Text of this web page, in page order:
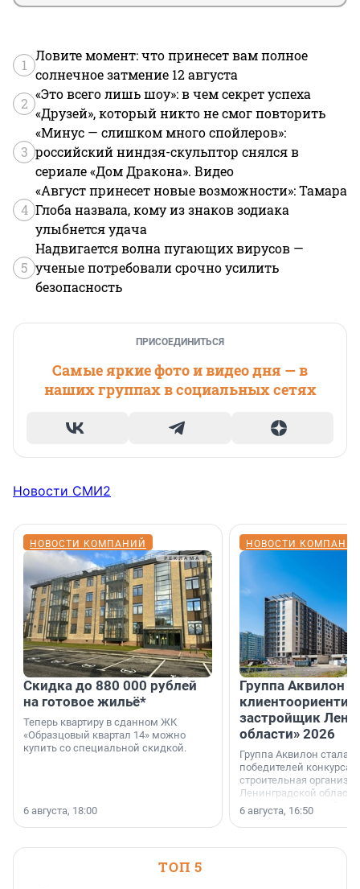
1
Ловите момент: что принесет вам полное
солнечное затмение 12 августа
2
«Это всего лишь шоу»: в чем секрет успеха
«Друзей», который никто не смог повторить
3
«Минус — слишком много спойлеров»:
российский ниндзя-скульптор снялся в
сериале «Дом Дракона». Видео
4
«Август принесет новые возможности»: Тамара
Глоба назвала, кому из знаков зодиака
улыбнется удача
5
Надвигается волна пугающих вирусов —
ученые потребовали срочно усилить
безопасность
ПРИСОЕДИНИТЬСЯ
Самые яркие фото и видео дня — в
наших группах в социальных сетях
Новости СМИ2
НОВОСТИ КОМПАНИЙ
Скидка до 880 000 рублей
на готовое жильё*
Теперь квартиру в сданном ЖК
«Образцовый квартал 14» можно
купить со специальной скидкой.
6 августа, 18:00
НОВОСТИ
Группа Аквилон
застройщик
области» 2026
Группа Аквилон стала
победителей конкурса
строительная
Ленинградской области
номинации «Самый
застройщик
области».
6 августа, 16:50
ТОП 5